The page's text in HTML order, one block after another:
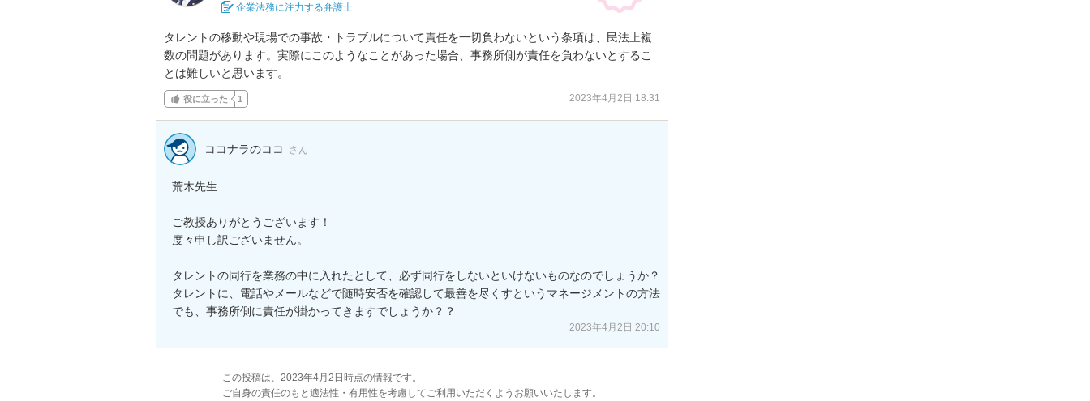
企業法務に注力する弁護士
タレントの移動や現場での事故・トラブルについて責任を一切負わないという条項は、民法上複
数の問題があります。実際にこのようなことがあった場合、事務所側が責任を負わないとするこ
とは難しいと思います。
役に立った 1 2023年4月2日 18:31
ココナラのココ さん
荒木先生
ご教授ありがとうございます！
度々申し訳ございません。
タレントの同行を業務の中に入れたとして、必ず同行をしないといけないものなのでしょうか？
タレントに、電話やメールなどで随時安否を確認して最善を尽くすというマネージメントの方法
でも、事務所側に責任が掛かってきますでしょうか？？
2023年4月2日 20:10
この投稿は、2023年4月2日時点の情報です。
ご自身の責任のもと適法性・有用性を考慮してご利用いただくようお願いいたします。